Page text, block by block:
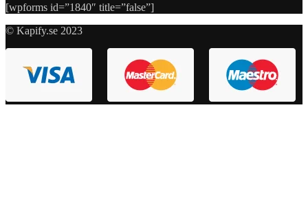
[wpforms id=”1840″ title=”false”]
© Kapify.se 2023